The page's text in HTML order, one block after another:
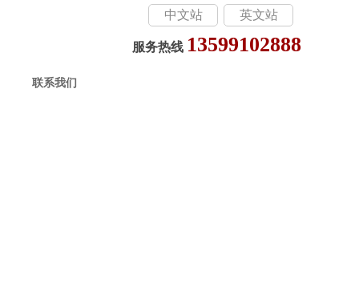
服务热线 13599102888
中文站 英文站
联系我们